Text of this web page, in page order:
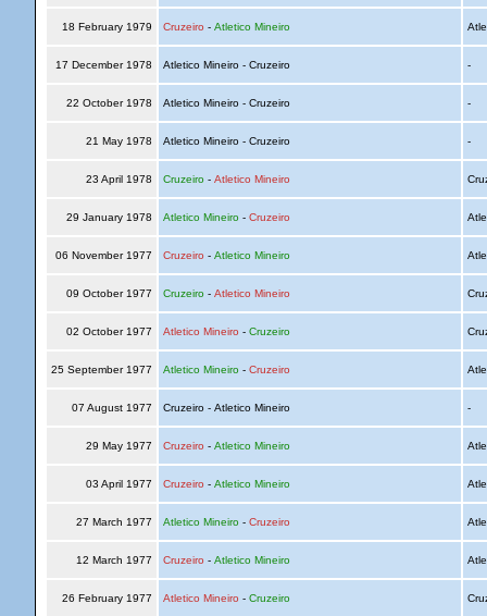
18 February 1979 Cruzeiro - Atletico Mineiro
17 December 1978 Atletico Mineiro - Cruzeiro -
22 October 1978 Atletico Mineiro - Cruzeiro -
21 May 1978 Atletico Mineiro - Cruzeiro -
23 April 1978 Cruzeiro- Atletico Mineiro
29 January 1978 Atletico Mineiro- Cruzeiro
06 November 1977 Cruzeiro - Atletico Mineiro
09 October 1977 Cruzeiro- Atletico Mineiro
02 October 1977 Atletico Mineiro - Cruzeiro
25 September 1977 Atletico Mineiro- Cruzeiro
07 August 1977 Cruzeiro - Atletico Mineiro -
29 May 1977 Cruzeiro - Atletico Mineiro
03 April 1977 Cruzeiro - Atletico Mineiro
27 March 1977 Atletico Mineiro- Cruzeiro
12 March 1977 Cruzeiro - Atletico Mineiro
26 February 1977 Atletico Mineiro - Cruzeiro